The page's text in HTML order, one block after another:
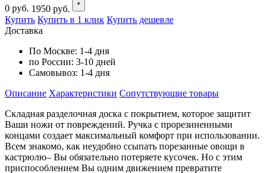
0 руб. 1950 руб. *
Купить Купить в 1 клик Купить дешевле
Доставка
По Москве: 1-4 дня
по России: 3-10 дней
Самовывоз: 1-4 дня
Описание Характеристики Cопутствующие товары
Cкладная разделочная доска с покрытием, которое защитит
Ваши ножи от повреждений. Ручка с прорезиненными
концами создает максимальный комфорт при использовании.
Всем знакомо, как неудобно ссыпать порезанные овощи в
кастрюлю– Вы обязательно потеряете кусочек. Но с этим
приспособлением Вы одним движением превратите